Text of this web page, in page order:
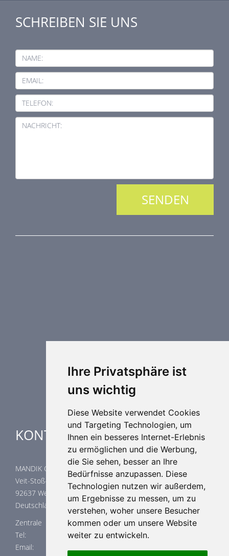
Ihre Privatsphäre ist
uns wichtig
Diese Website verwendet Cookies
und Targeting Technologien, um
Ihnen ein besseres Internet-Erlebnis
zu ermöglichen und die Werbung,
die Sie sehen, besser an Ihre
Bedürfnisse anzupassen. Diese
Technologien nutzen wir außerdem,
um Ergebnisse zu messen, um zu
verstehen, woher unsere Besucher
kommen oder um unsere Website
weiter zu entwickeln.
SCHREIBEN SIE UNS
NAME:
EMAIL:
TELEFON:
NACHRICHT:
Weitere Elemente Lufttechnik
Industrielle heizung und kühlung
KONTAKTE
MANDIK GmbH
Veit-Stoß-Straße 12
92637 Weiden
Deutschland
Zentrale
Tel: +420 311 706 741
Email: anfragen@mandik.de